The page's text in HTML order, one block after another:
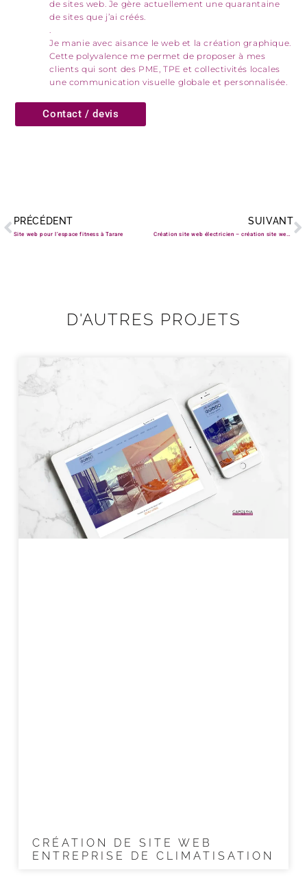
de sites web. Je gère actuellement une quarantaine
de sites que j’ai créés.
Je manie avec aisance le web et la création graphique.
Cette polyvalence me permet de proposer à mes
clients qui sont des PME, TPE et collectivités locales
une communication visuelle globale et personnalisée.
Contact / devis
Précédent
PRÉCÉDENT
Site web pour l’espace fitness à Tarare
SUIVANT
Création site web électricien – création site web professionnel
D'AUTRES PROJETS
CRÉATION DE SITE WEB
ENTREPRISE DE CLIMATISATION